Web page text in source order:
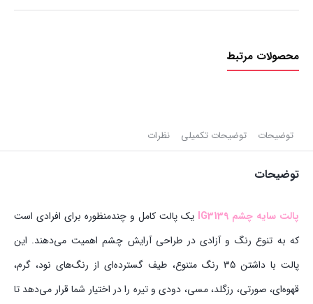
محصولات مرتبط
توضیحات توضیحات تکمیلی نظرات
توضیحات
پالت سایه چشم IG3139
یک پالت کامل و چندمنظوره برای افرادی است
که به تنوع رنگ و آزادی در طراحی آرایش چشم اهمیت می‌دهند. این
پالت با داشتن 35 رنگ متنوع، طیف گسترده‌ای از رنگ‌های نود، گرم،
قهوه‌ای، صورتی، رزگلد، مسی، دودی و تیره را در اختیار شما قرار می‌دهد تا